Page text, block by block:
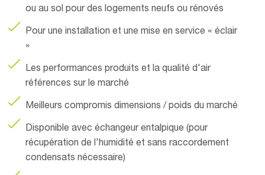
ou au sol pour des logements neufs ou rénovés
Pour une installation et une mise en service « éclair
»
Les performances produits et la qualité d'air
références sur le marché
Meilleurs compromis dimensions / poids du marché
Disponible avec échangeur entalpique (pour
récupération de l'humidité et sans raccordement
condensats nécessaire)